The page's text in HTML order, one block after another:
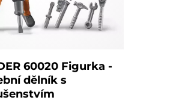
60020 Figurka -
dělník s